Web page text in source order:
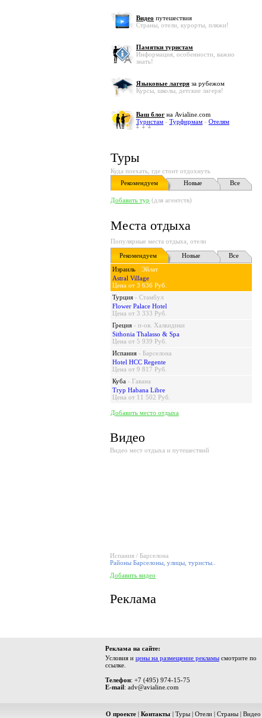
Видео путешествия
Страны, отели, курорты, пляжи!
Памятки туристам
Информация, особенности, важно
знать!
Языковые лагеря за рубежом
Курсы, школы, детские лагеря!
Ваш блог на Avialine.com
Туристам - Турфирмам - Отелям
Туры
Куда поехать, где стоит отдохнуть
Рекомендуем
Новые Все
Добавить тур (для агентств)
Места отдыха
Популярные места отдыха, отели
Рекомендуем
Новые
Все
Израиль - Эйлат
Astral Village
Цена от 3 636 Руб.
Турция - Стамбул
Flower Palace Hotel
Цена от 3 333 Руб.
Греция - п-ов. Халкидики
Sithonia Thalasso & Spa
Цена от 5 939 Руб.
Испания - Барселона
Hotel HCC Regente
Цена от 9 817 Руб.
Куба - Гавана
Tryp Habana Libre
Цена от 11 502 Руб.
Добавить место отдыха
Видео
Видео мест отдыха и путешествий
Испания / Барселона
Районы Барселоны, улицы, туристы..
Добавить видео
Реклама
Реклама на сайте:
Условия и цены на размещение рекламы смотрите по
ссылке.
Телефон: +7 (495) 974-15-75
E-mail: adv@avialine.com
О проекте | Контакты | Туры | Отели | Страны | Видео